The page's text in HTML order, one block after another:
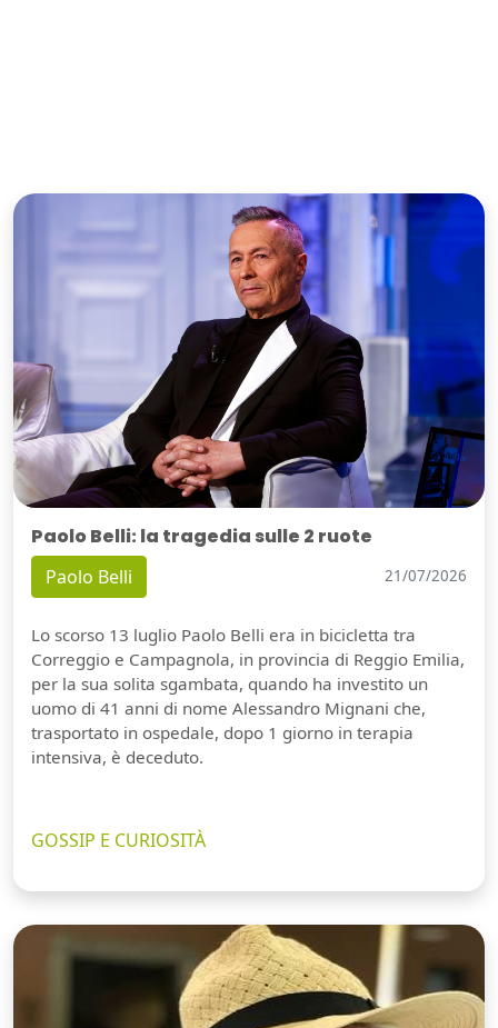
Paolo Belli: la tragedia sulle 2 ruote
Paolo Belli 21/07/2026
Lo scorso 13 luglio Paolo Belli era in bicicletta tra
Correggio e Campagnola, in provincia di Reggio Emilia,
per la sua solita sgambata, quando ha investito un
uomo di 41 anni di nome Alessandro Mignani che,
trasportato in ospedale, dopo 1 giorno in terapia
intensiva, è deceduto.
GOSSIP E CURIOSITÀ